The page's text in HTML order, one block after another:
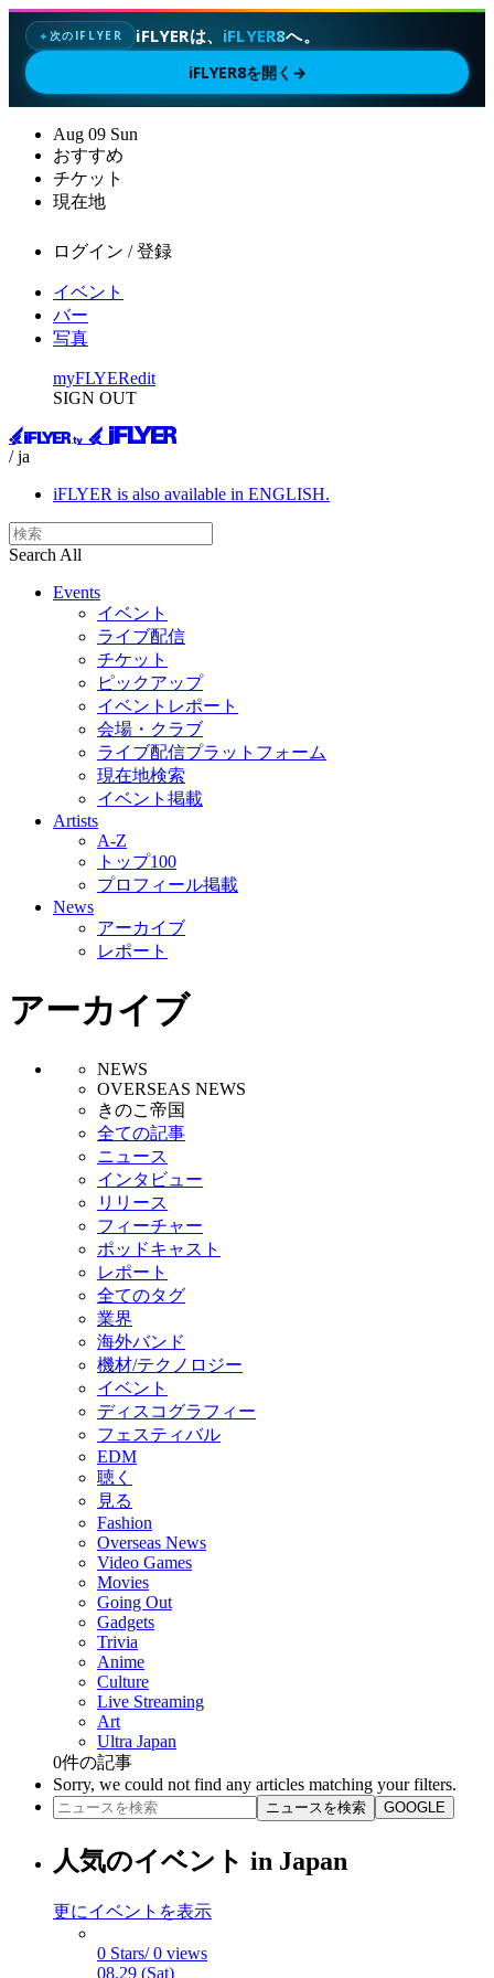
✦次のIFLYER iFLYERは、 iFLYER8へ。
iFLYER8を開く →
Aug 09 Sun
おすすめ
チケット
現在地
ログイン / 登録
イベント
バー
写真
myFLYERedit
SIGN OUT
/ ja
iFLYER is also available in ENGLISH.
Search All
Events
イベント
ライブ配信
チケット
ピックアップ
イベントレポート
会場・クラブ
ライブ配信プラットフォーム
現在地検索
イベント掲載
Artists
A-Z
トップ100
プロフィール掲載
News
アーカイブ
レポート
アーカイブ
NEWS
OVERSEAS NEWS
きのこ帝国
全ての記事
ニュース
インタビュー
リリース
フィーチャー
ポッドキャスト
レポート
全てのタグ
業界
海外バンド
機材/テクノロジー
イベント
ディスコグラフィー
フェスティバル
EDM
聴く
見る
Fashion
Overseas News
Video Games
Movies
Going Out
Gadgets
Trivia
Anime
Culture
Live Streaming
Art
Ultra Japan
0件の記事
Sorry, we could not find any articles matching your filters.
ニュースを検索 GOOGLE
人気のイベント in Japan
更にイベントを表示
0 Stars/ 0 views
08.29 (Sat)